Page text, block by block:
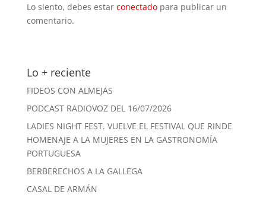
Lo siento, debes estar conectadopara publicar un
comentario.
Lo + reciente
FIDEOS CON ALMEJAS
PODCAST RADIOVOZ DEL 16/07/2026
LADIES NIGHT FEST. VUELVE EL FESTIVAL QUE RINDE
HOMENAJE A LA MUJERES EN LA GASTRONOMÍA
PORTUGUESA
BERBERECHOS A LA GALLEGA
CASAL DE ARMÁN